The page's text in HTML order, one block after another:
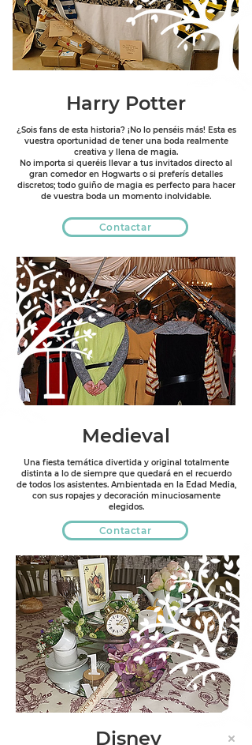
Harry Potter
¿Sois fans de esta historia? ¡No lo penséis más! Esta es
vuestra oportunidad de tener una boda realmente
creativa y llena de magia.
No importa si queréis llevar a tus invitados directo al
gran comedor en Hogwarts o si preferís detalles
discretos; todo guiño de magia es perfecto para hacer
de vuestra boda un momento inolvidable.
Contactar
Medieval
Una fiesta temática divertida y original totalmente
distinta a lo de siempre que quedará en el recuerdo
de todos los asistentes. Ambientada en la Edad Media,
con sus ropajes y decoración minuciosamente
elegidos.
Contactar
Disney